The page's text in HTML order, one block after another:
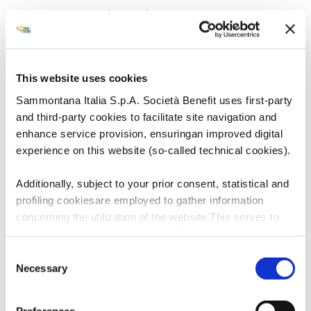
This website uses cookies
Sammontana Italia S.p.A. Società Benefit uses first-party
and third-party cookies to facilitate site navigation and
enhance service provision, ensuringan improved digital
experience on this website (so-called technical cookies).
Additionally, subject to your prior consent, statistical and
profiling cookiesare employed to gather information
concerning the utilization of the website.This serves to
expressed interests andpreferences during browsing.
Furthermore, these cookies assist in measuring the
Selection
Necessary
Spremuta di arancia o pompelmo
Ideale per amplificare la componente fruttata e
tropicale.
lime)Perfetto per creare contrasti aromatici
dinamici.
Latte vegetale
Da preferire avena o riso-cocco per esaltare le
note morbide e vellutate.
Posizionare il cornetto in evidenza, preferibilmente su
un supporto chiaro o su un’alzatina, per valorizzare il
colore naturalmente rosato e rendere immediatamente